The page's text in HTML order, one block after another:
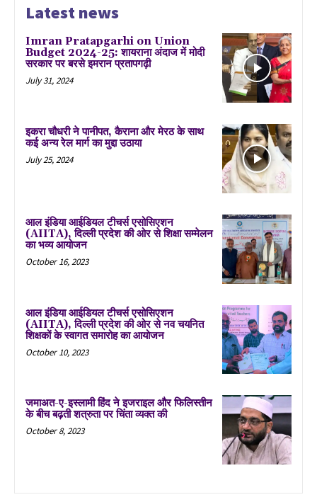
Latest news
Imran Pratapgarhi on Union
Budget 2024-25: शायराना अंदाज में मोदी
सरकार पर बरसे इमरान प्रतापगढ़ी
July 31, 2024
इकरा चौधरी ने पानीपत, कैराना और मेरठ के साथ
कई अन्य रेल मार्ग का मुद्दा उठाया
July 25, 2024
आल इंडिया आईडियल टीचर्स एसोसिएशन
(AIITA), दिल्ली प्रदेश की ओर से शिक्षा सम्मेलन
का भव्य आयोजन
October 16, 2023
आल इंडिया आईडियल टीचर्स एसोसिएशन
(AIITA), दिल्ली प्रदेश की ओर से नव चयनित
शिक्षकों के स्वागत समारोह का आयोजन
October 10, 2023
जमाअत-ए-इस्लामी हिंद ने इजराइल और फिलिस्तीन
के बीच बढ़ती शत्रुता पर चिंता व्यक्त की
October 8, 2023